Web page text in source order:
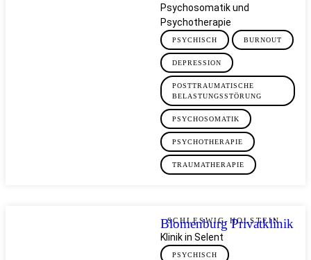
Psychosomatik und
Psychotherapie
PSYCHISCH BURNOUT
DEPRESSION
POSTTRAUMATISCHE
BELASTUNGSSTÖRUNG
PSYCHOSOMATIK
PSYCHOTHERAPIE
TRAUMATHERAPIE
SCHLESWIG-HOLSTEIN
Blomenburg Privatklinik
Klinik in Selent
PSYCHISCH